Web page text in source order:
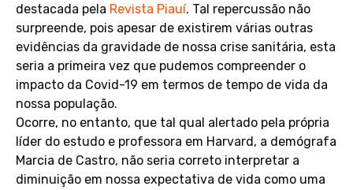
destacada pela Revista Piauí. Tal repercussão não
surpreende, pois apesar de existirem várias outras
evidências da gravidade de nossa crise sanitária, esta
seria a primeira vez que pudemos compreender o
impacto da Covid-19 em termos de tempo de vida da
nossa população.
Ocorre, no entanto, que tal qual alertado pela própria
líder do estudo e professora em Harvard, a demógrafa
Marcia de Castro, não seria correto interpretar a
diminuição em nossa expectativa de vida como uma